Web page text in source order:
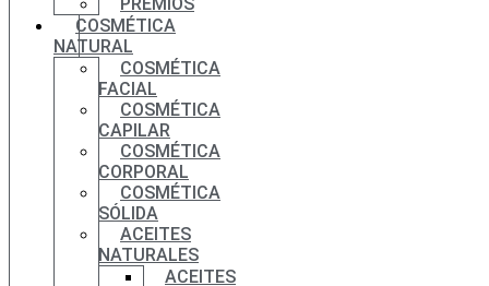
COSMÉTICA
NATURAL
COSMÉTICA
FACIAL
COSMÉTICA
CAPILAR
COSMÉTICA
CORPORAL
COSMÉTICA
SÓLIDA
ACEITES
NATURALES
ACEITES